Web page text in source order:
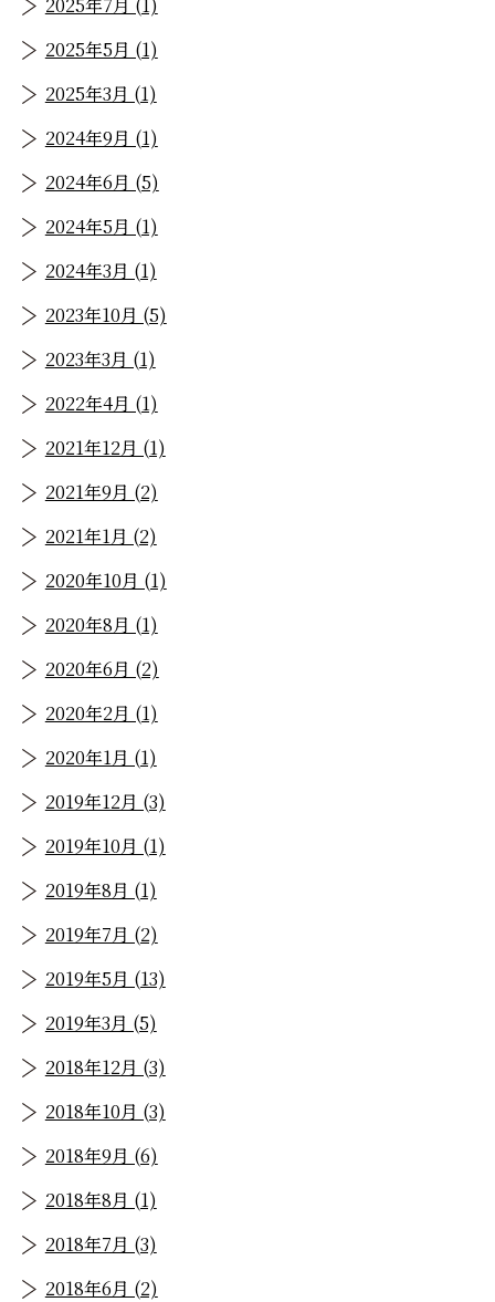
2025年5月 (1)
2025年3月 (1)
2024年9月 (1)
2024年6月 (5)
2024年5月 (1)
2024年3月 (1)
2023年10月 (5)
2023年3月 (1)
2022年4月 (1)
2021年12月 (1)
2021年9月 (2)
2021年1月 (2)
2020年10月 (1)
2020年8月 (1)
2020年6月 (2)
2020年2月 (1)
2020年1月 (1)
2019年12月 (3)
2019年10月 (1)
2019年8月 (1)
2019年7月 (2)
2019年5月 (13)
2019年3月 (5)
2018年12月 (3)
2018年10月 (3)
2018年9月 (6)
2018年8月 (1)
2018年7月 (3)
2018年6月 (2)